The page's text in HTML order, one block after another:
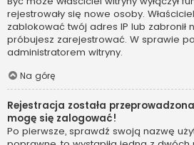
rejestrowały się nowe osoby.
zablokować twój adres IP lub zabronił
próbujesz zarejestrować. W sprawie
administratorem witryny.
Na górę
Rejestracja została
mogę się zalogować!
Po pierwsze, sprawdź swoją nazwę